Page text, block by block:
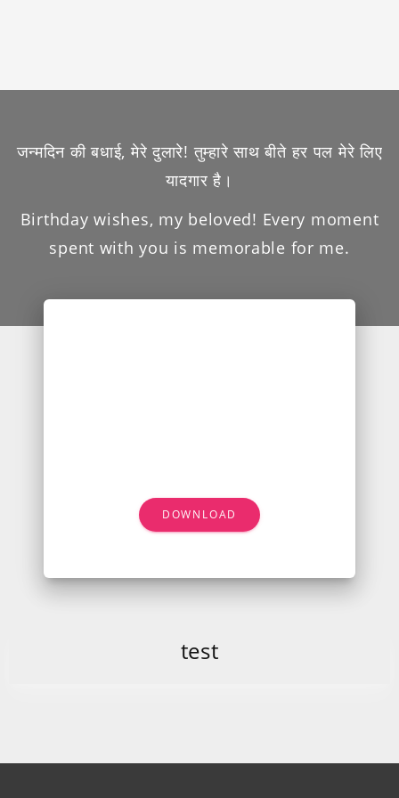
जन्मदिन की बधाई, मेरे दुलारे! तुम्हारे साथ बीते हर पल मेरे लिए
यादगार है।
Birthday wishes, my beloved! Every moment
spent with you is memorable for me.
DOWNLOAD
test